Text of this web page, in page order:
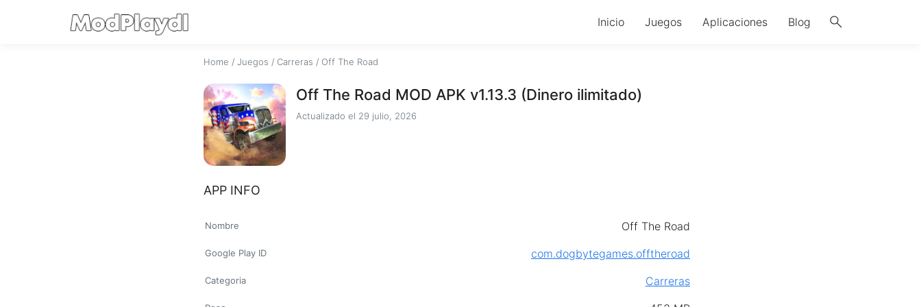
search
Inicio Juegos Aplicaciones Blog
Home / Juegos / Carreras / Off The Road
Off The Road MOD APK v1.13.3 (Dinero ilimitado)
Actualizado el 29 julio, 2026
APP INFO
Nombre Off The Road
Google Play ID com.dogbytegames.offtheroad
Categoria Carreras